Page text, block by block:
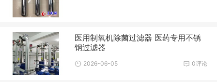
医用制氧机除菌过滤器 医药专用不锈
钢过滤器
0评论
2026-06-05